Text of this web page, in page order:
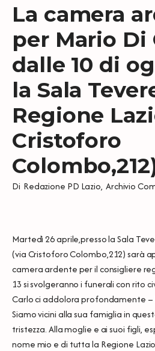
La camera
per Mario Di
dalle 10 di
la Sala
Regione
Cristoforo
Di Redazione PD Lazio, Archivio
Martedì 26 aprile,presso la Sala
(via Cristoforo Colombo,212) sarà
camera ardente per il consigliere
13 si svolgeranno i funerali con rito
Carlo ci addolora profondamente –
Siamo vicini alla sua famiglia in
tristezza. Alla moglie e ai suoi figli,
nome mio e di tutta la Regione